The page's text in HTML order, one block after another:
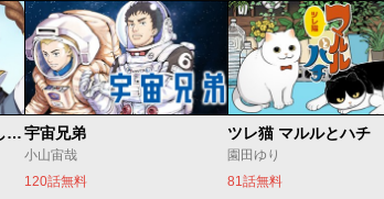
世界最強の魔女、始めました ～私だけ『攻略サイト』を見れる世界で自由に生きます～宇宙兄弟
小山宙哉
120話無料
ツレ猫 マルルとハチ
園田ゆり
81話無料